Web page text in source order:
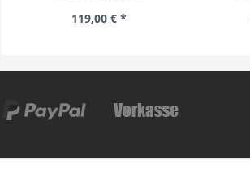
119,00 € *